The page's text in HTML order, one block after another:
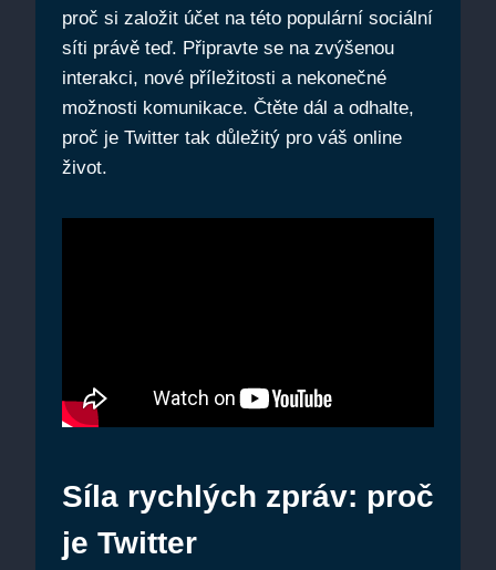
proč si založit účet na této populární sociální
síti právě teď. Připravte se na zvýšenou
interakci, nové příležitosti a nekonečné
možnosti komunikace. Čtěte dál a odhalte,
proč je Twitter tak důležitý pro váš online
život.
Síla rychlých zpráv: proč
je Twitter